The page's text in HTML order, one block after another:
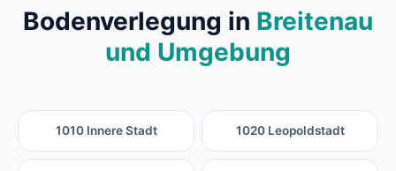
Bodenverlegung in Breitenau
und Umgebung
1010 Innere Stadt 1020 Leopoldstadt